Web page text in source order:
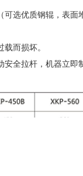
选优质钢辊，表
而损坏。
全拉杆，机器立即